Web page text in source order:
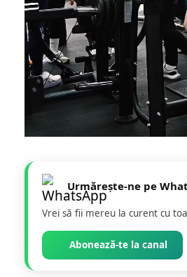
Urmărește-ne pe
Vrei să fii mereu la curent cu
Abonează-te la canal